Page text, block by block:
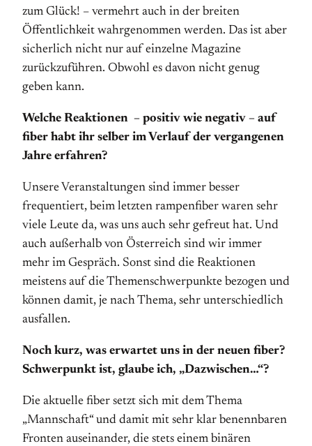
zum Glück! – vermehrt auch in der breiten
Öffentlichkeit wahrgenommen werden. Das ist aber
sicherlich nicht nur auf einzelne Magazine
zurückzuführen. Obwohl es davon nicht genug
geben kann.
Welche Reaktionen – positiv wie negativ – auf
fiber habt ihr selber im Verlauf der vergangenen
Jahre erfahren?
Unsere Veranstaltungen sind immer besser
frequentiert, beim letzten rampenfiber waren sehr
viele Leute da, was uns auch sehr gefreut hat. Und
auch außerhalb von Österreich sind wir immer
mehr im Gespräch. Sonst sind die Reaktionen
meistens auf die Themenschwerpunkte bezogen und
können damit, je nach Thema, sehr unterschiedlich
ausfallen.
Noch kurz, was erwartet uns in der neuen fiber?
Schwerpunkt ist, glaube ich, „Dazwischen…“?
Die aktuelle fiber setzt sich mit dem Thema
„Mannschaft“ und damit mit sehr klar benennbaren
Fronten auseinander, die stets einem binären